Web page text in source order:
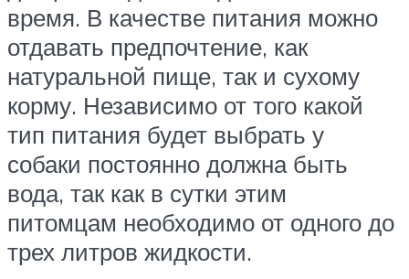
время. В качестве питания можно
отдавать предпочтение, как
натуральной пище, так и сухому
корму. Независимо от того какой
тип питания будет выбрать у
собаки постоянно должна быть
вода, так как в сутки этим
питомцам необходимо от одного до
трех литров жидкости.